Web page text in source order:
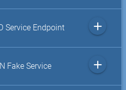
Service Endpoint add
Fake Service add